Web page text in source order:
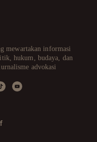
mewartakan informasi
hukum, budaya, dan
advokasi